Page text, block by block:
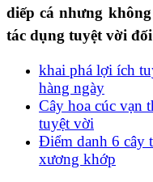
diếp cá nhưng
tác dụng tuyệt vời
khai phá lợi ích
hàng ngày
Cây hoa cúc vạn
tuyệt vời
Điểm danh 6 cây
xương khớp